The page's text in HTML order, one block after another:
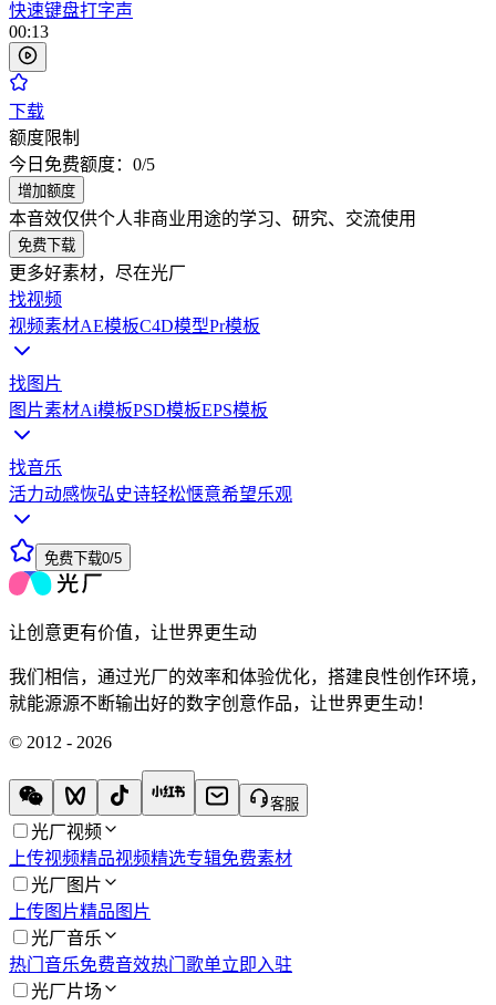
快速键盘打字声
00:13
下载
额度限制
今日免费额度： 0/5
增加额度
本音效仅供个人非商业用途的学习、研究、交流使用
免费下载
更多好素材，尽在光厂
找视频
视频素材AE模板C4D模型Pr模板
找图片
图片素材Ai模板PSD模板EPS模板
找音乐
活力动感恢弘史诗轻松惬意希望乐观
免费下载0/5
让创意更有价值，让世界更生动
我们相信，通过光厂的效率和体验优化，搭建良性创作环境，
就能源源不断输出好的数字创意作品，让世界更生动！
© 2012 - 2026
客服
光厂视频
上传视频精品视频精选专辑免费素材
光厂图片
上传图片精品图片
光厂音乐
热门音乐免费音效热门歌单立即入驻
光厂片场